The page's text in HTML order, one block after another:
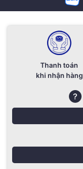
Thanh toán
khi nhận hàng